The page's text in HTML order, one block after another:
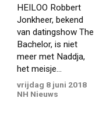
HEILOO Robbert
Jonkheer, bekend
van datingshow The
Bachelor, is niet
meer met Naddja,
het meisje...
vrijdag 8 juni 2018
NH Nieuws